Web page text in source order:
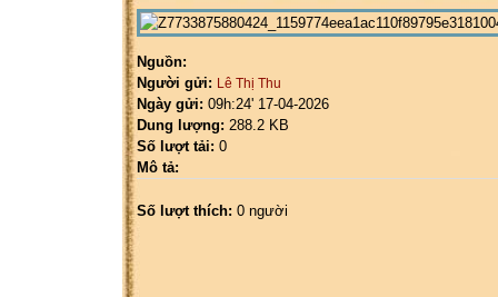
Nguồn:
Người gửi: Lê Thị Thu
Ngày gửi: 09h:24' 17-04-2026
Dung lượng: 288.2 KB
Số lượt tải: 0
Mô tả:
Số lượt thích: 0 người